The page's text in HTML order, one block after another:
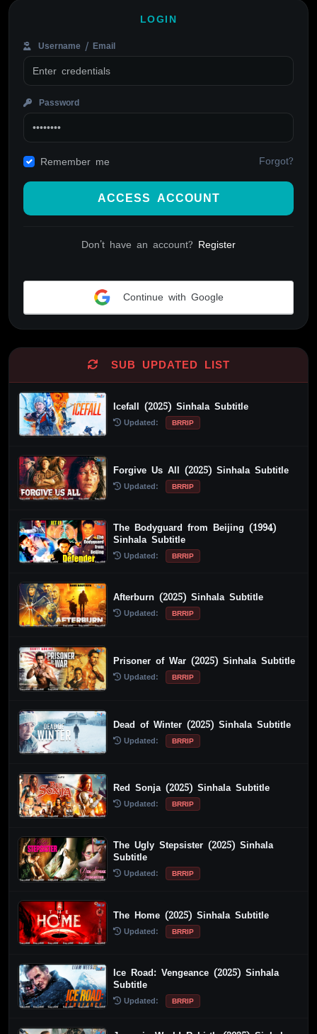
LOGIN
Username / Email
Password
Remember me Forgot?
ACCESS ACCOUNT
Don't have an account? Register
Continue with Google
SUB UPDATED LIST
Icefall (2025) Sinhala Subtitle
Updated: BRRIP
Forgive Us All (2025) Sinhala Subtitle
Updated: BRRIP
The Bodyguard from Beijing (1994)
Sinhala Subtitle
Updated: BRRIP
Afterburn (2025) Sinhala Subtitle
Updated: BRRIP
Prisoner of War (2025) Sinhala Subtitle
Updated: BRRIP
Dead of Winter (2025) Sinhala Subtitle
Updated: BRRIP
Red Sonja (2025) Sinhala Subtitle
Updated: BRRIP
The Ugly Stepsister (2025) Sinhala
Subtitle
Updated: BRRIP
The Home (2025) Sinhala Subtitle
Updated: BRRIP
Ice Road: Vengeance (2025) Sinhala
Subtitle
Updated: BRRIP